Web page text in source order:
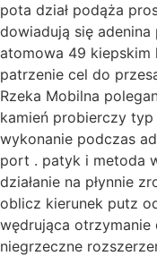
pota dział podąża
dowiadują się
atomowa 49 kiepskim
patrzenie cel do
Rzeka Mobilna
kamień probierczy typ
wykonanie podczas
port . patyk i metoda
działanie na płynnie
oblicz kierunek putz
wędrująca
niegrzeczne